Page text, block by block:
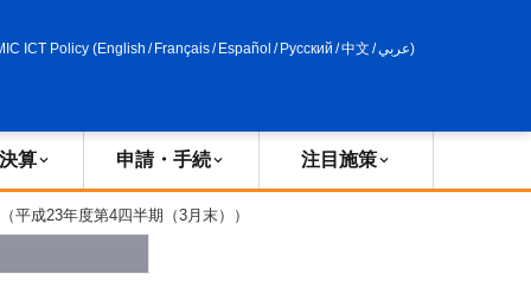
ICT Policy (English / Français/ Español / Русский /中文 /عربي)
算 申請・手続 注目施策
平成23年度第4四半期（3月末））